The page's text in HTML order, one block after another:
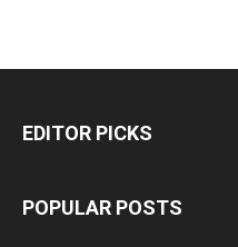
EDITOR PICKS
POPULAR POSTS